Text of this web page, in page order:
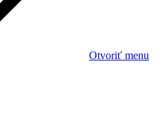
Otvoriť menu